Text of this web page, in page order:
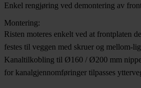
Enkel rengjøring ved demontering av
Montering:
Risten moteres enkelt ved at frontplaten
festes til veggen med skruer og mellom-
Kanaltilkobling til Ø160 / Ø200 mm
for kanalgjennomføringer tilpasses